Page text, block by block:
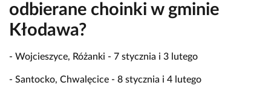
odbierane choinki w gminie
Kłodawa?
- Wojcieszyce, Różanki - 7 stycznia i 3 lutego
- Santocko, Chwalęcice - 8 stycznia i 4 lutego